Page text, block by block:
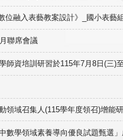
位融入表藝教案設計》_國小表藝組
聯席會議
師資培訓研習於115年7月8日(三)
領域召集人(115學年度領召)增能
數學領域素養導向優良試題甄選